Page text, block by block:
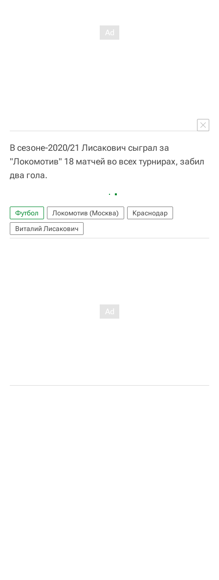
В сезоне-2020/21 Лисакович сыграл за
"Локомотив" 18 матчей во всех турнирах, забил
два гола.
Футбол Локомотив (Москва)
Краснодар
Виталий Лисакович